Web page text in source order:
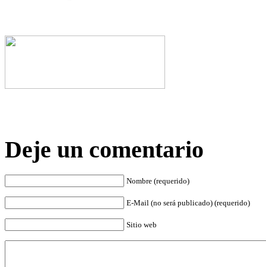
Deje un comentario
Nombre (requerido)
E-Mail (no será publicado) (requerido)
Sitio web